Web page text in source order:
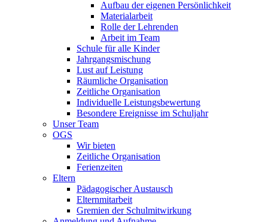
Aufbau der eigenen Persönlichkeit
Materialarbeit
Rolle der Lehrenden
Arbeit im Team
Schule für alle Kinder
Jahrgangsmischung
Lust auf Leistung
Räumliche Organisation
Zeitliche Organisation
Individuelle Leistungsbewertung
Besondere Ereignisse im Schuljahr
Unser Team
OGS
Wir bieten
Zeitliche Organisation
Ferienzeiten
Eltern
Pädagogischer Austausch
Elternmitarbeit
Gremien der Schulmitwirkung